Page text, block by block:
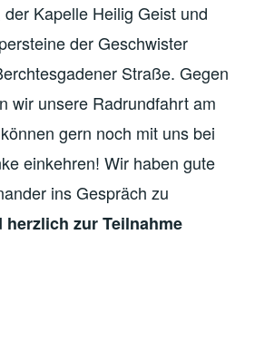
Kapelle Heilig Geist und
der Geschwister
Straße. Gegen
wir unsere Radrundfahrt am
gern noch mit uns bei
einkehren! Wir haben gute
ins Gespräch zu
herzlich zur Teilnahme